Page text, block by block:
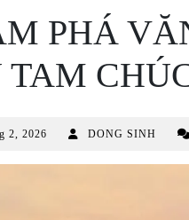
PHÁ
TAM
2, 2026
2,
DONG SINH